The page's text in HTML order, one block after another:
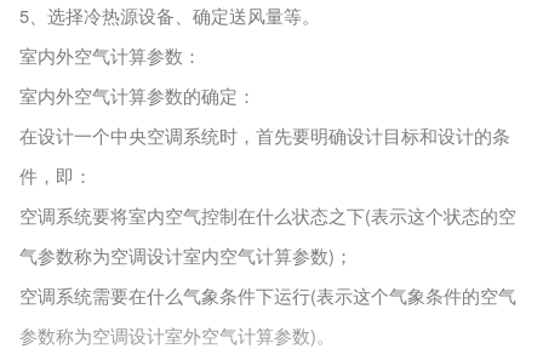
5、选择冷热源设备、确定送风量等。
室内外空气计算参数：
室内外空气计算参数的确定：
在设计一个中央空调系统时，首先要明确设计目标和设计的条
件，即：
空调系统要将室内空气控制在什么状态之下(表示这个状态的空
气参数称为空调设计室内空气计算参数)；
空调系统需要在什么气象条件下运行(表示这个气象条件的空气
参数称为空调设计室外空气计算参数)。